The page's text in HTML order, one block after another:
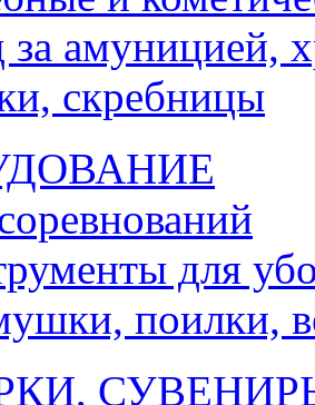
за амуницией,
скребницы
для
поилки,